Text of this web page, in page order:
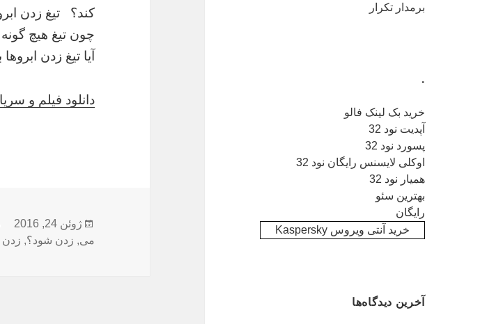
برمدار تکرار
.
خرید بک لینک فالو
آپدیت نود 32
پسورد نود 32
اوکلی لایسنس رایگان نود 32
همیار نود 32
بهترین سئو
رایگان
خرید آنتی ویروس Kaspersky
آخرین دیدگاه‌ها
کند؟ تیغ زدن
چون تیغ هیچ
آیا تیغ زدن
دانلود فیلم و
ارسال
شده
ژوئن 24, 2016
می, زدن شود؟,